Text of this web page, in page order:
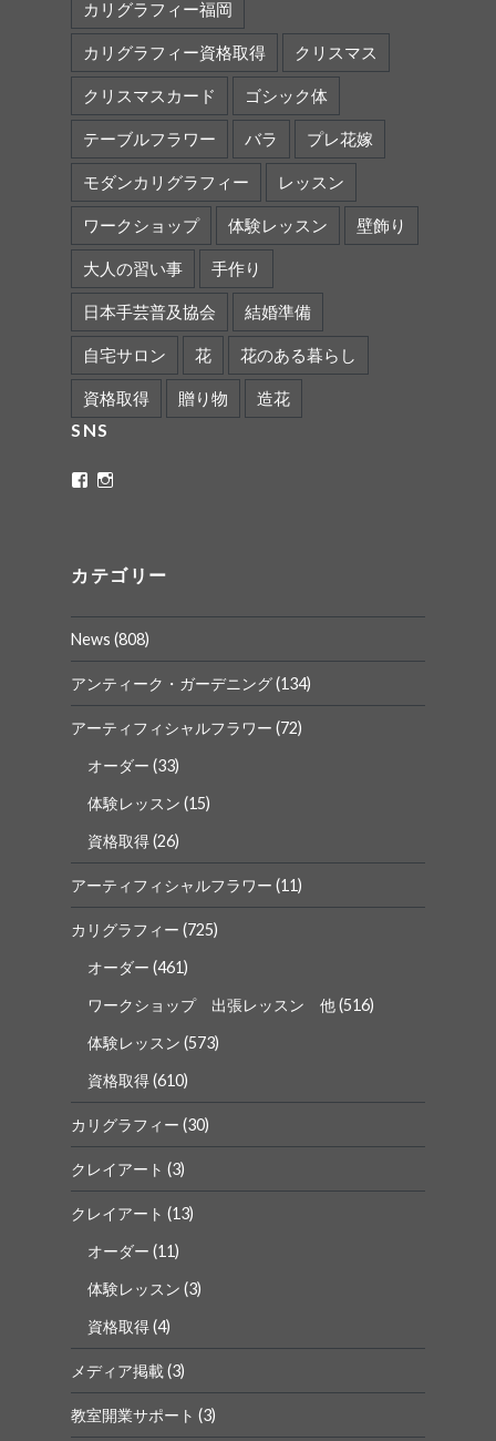
カリグラフィー福岡
カリグラフィー資格取得 クリスマス
クリスマスカード ゴシック体
テーブルフラワー バラ プレ花嫁
モダンカリグラフィー レッスン
ワークショップ 体験レッスン 壁飾り
大人の習い事 手作り
日本手芸普及協会 結婚準備
自宅サロン 花 花のある暮らし
資格取得 贈り物 造花
SNS
ritaflower.calligraphy
ロ
フ
ー
ル
で
表
示
ロ
フ
ー
ル
で
表
示
カテゴリー
News (808)
アンティーク・ガーデニング(134)
アーティフィシャルフラワー (72)
オーダー (33)
体験レッスン (15)
資格取得(26)
アーティフィシャルフラワー (11)
カリグラフィー (725)
オーダー (461)
ワークショップ 出張レッスン 他(516)
体験レッスン (573)
資格取得(610)
カリグラフィー (30)
クレイアート (3)
クレイアート (13)
オーダー (11)
体験レッスン (3)
資格取得(4)
メディア掲載 (3)
教室開業サポート (3)